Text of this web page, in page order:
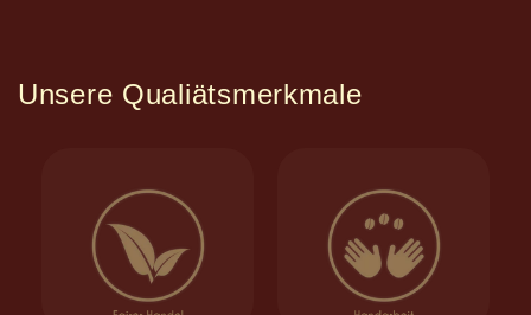
Unsere Qualiätsmerkmale